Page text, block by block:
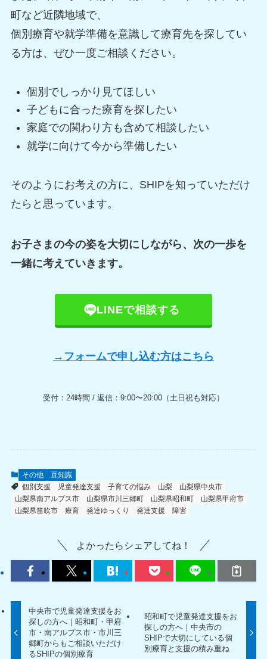
町など近隣地域で、
個別療育や就学準備を意識して療育先を探してい
る方は、ぜひ一度ご相談ください。
個別でしっかり見てほしい
子どもに合った療育を探したい
家庭での関わり方も含めて相談したい
就学に向けて今から準備したい
そのようにお考えの方に、SHIPを知っていただけ
たらと思っています。
お子さまの今の姿を大切にしながら、次の一歩を
一緒に考えていきます。
LINEで相談する
→フォームで申し込む方はこちら
受付：24時間 / 返信：9:00〜20:00（土日祝も対応）
その他
豆知識
個別支援
児童発達支援 子育ての悩み 山梨
山梨県中央市
山梨県南アルプス市
山梨県市川三郷町 山梨県昭和町
山梨県甲府市
山梨県笛吹市
療育 発達ゆっくり 発達支援 障害
よかったらシェアしてね！
中央市で児童発達支援をお
探しの方へ｜昭和町・甲府
市・南アルプス市・市川三
郷町からもご相談いただけ
るSHIPの個別療育
昭和町で児童発達支援をお
探しの方へ｜中央市の
SHIPで大切にしている個
別療育と支援の積み重ね